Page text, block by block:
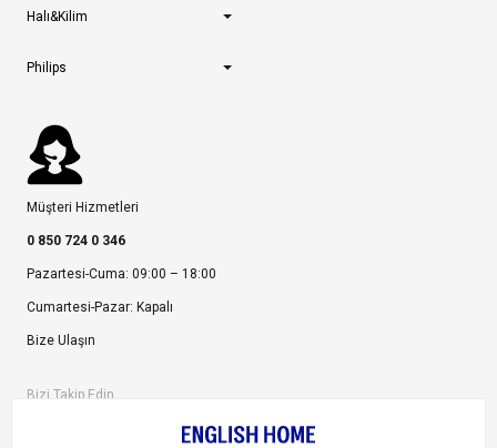
Halı&Kilim
Philips
Müşteri Hizmetleri
0 850 724 0 346
Pazartesi-Cuma: 09:00 – 18:00
Cumartesi-Pazar: Kapalı
Bize Ulaşın
Bizi Takip Edin